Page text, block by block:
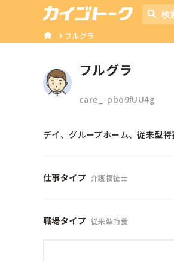
フルグラ
フルグラ
care_-pbo9fUU4g
デイ、グループホーム、従来型
仕事タイプ 介護福祉士
職場タイプ 従来型特養